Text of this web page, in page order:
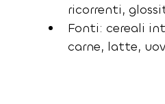
ricorrenti,
Fonti: cereali
carne, latte,